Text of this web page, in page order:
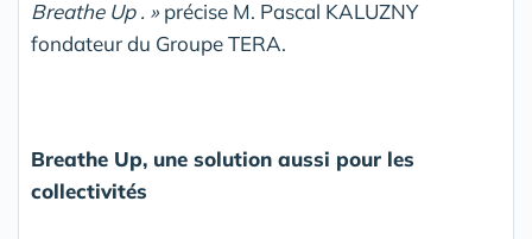
Breathe Up . »précise M. Pascal KALUZNY
fondateur du Groupe TERA.
Breathe Up, une solution aussi pour les
collectivités